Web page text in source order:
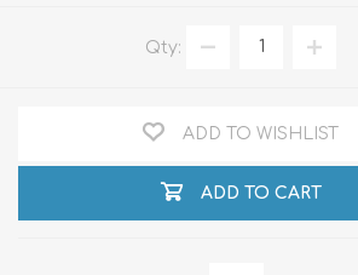
Qty:
ADD TO WISHLIST
ADD TO CART